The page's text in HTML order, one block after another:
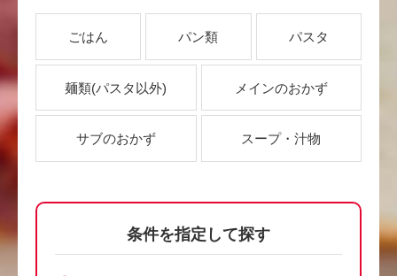
ごはん パン類 パスタ
麺類(パスタ以外) メインのおかず
サブのおかず スープ・汁物
条件を指定して探す